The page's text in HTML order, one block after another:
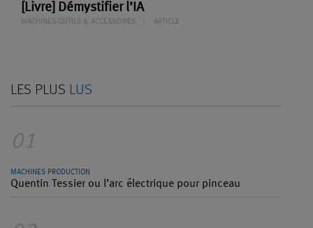
[Livre] Démystifier l’IA
MACHINES-OUTILS & ACCESSOIRES ARTICLE
LES PLUS LUS
01
MACHINES PRODUCTION
Quentin Tessier ou l’arc électrique pour pinceau